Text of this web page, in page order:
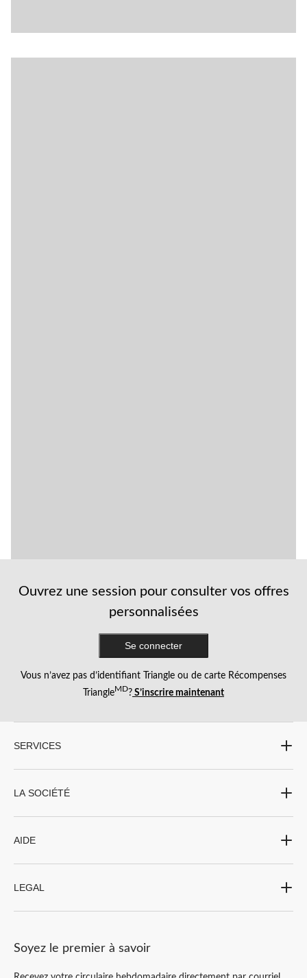
Ouvrez une session pour consulter vos offres
personnalisées
Se connecter
Vous n’avez pas d’identifiant Triangle ou de carte Récompenses
TriangleMD? S’inscrire maintenant
SERVICES
LA SOCIÉTÉ
AIDE
LEGAL
Soyez le premier à savoir